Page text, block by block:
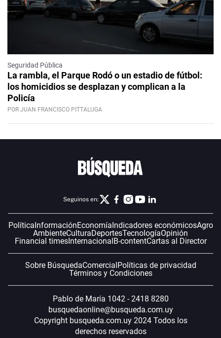
Seguridad Pública
La rambla, el Parque Rodó o un estadio de fútbol:
los homicidios se desplazan y complican a la
Policía
POR JUAN FRANCISCO PITTALUGA
Seguinos en:
Política InformaciónEconomía Indicadores económicosAgro
AmbienteCulturaDeportesTecnologíaOpinión
Financial timesInternacional B-contentCartas al Director
Sobre BúsquedaComercial Políticas de privacidad
Términos y Condiciones
Pablo de María 1042 - 2418 8280
busquedaonline@busqueda.com.uy
Copyright busqueda.com.uy 2024 Todos los
derechos reservados